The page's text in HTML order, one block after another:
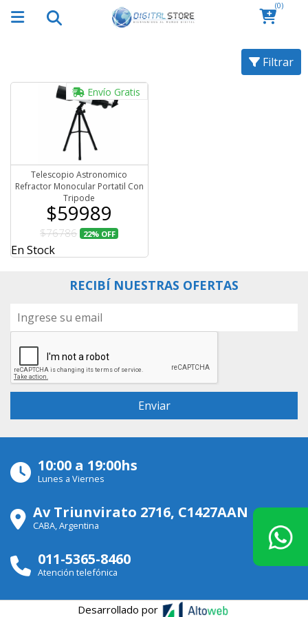
(0)
Filtrar
Telescopio Astronomico
Refractor Monocular Portatil Con
Tripode
Envío Gratis
$59989
$76786 22% OFF
En Stock
RECIBÍ NUESTRAS OFERTAS
10:00 a 19:00hs
Lunes a Viernes
Av Triunvirato 2716, C1427AAN
CABA, Argentina
011-5365-8460
Atención telefónica
Desarrollado por